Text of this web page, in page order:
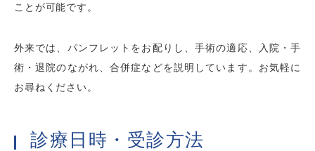
ことが可能です。
外来では、パンフレットをお配りし、手術の適応、入院・手
術・退院のながれ、合併症などを説明しています。お気軽に
お尋ねください。
診療日時・受診方法